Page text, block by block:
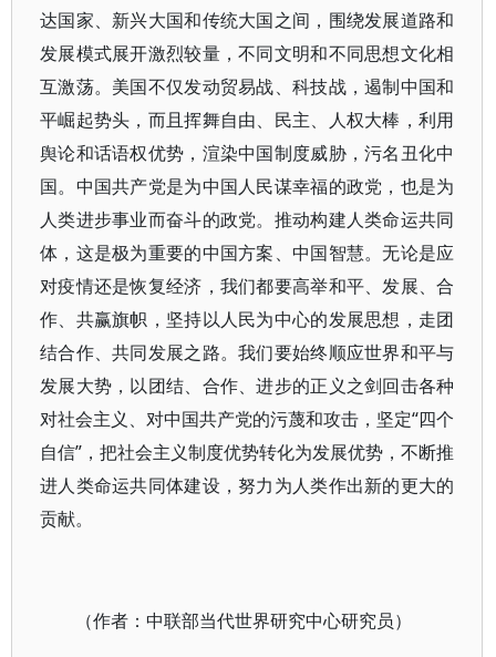
达国家、新兴大国和传统大国之间，围绕发展道路和
发展模式展开激烈较量，不同文明和不同思想文化相
互激荡。美国不仅发动贸易战、科技战，遏制中国和
平崛起势头，而且挥舞自由、民主、人权大棒，利用
舆论和话语权优势，渲染中国制度威胁，污名丑化中
国。中国共产党是为中国人民谋幸福的政党，也是为
人类进步事业而奋斗的政党。推动构建人类命运共同
体，这是极为重要的中国方案、中国智慧。无论是应
对疫情还是恢复经济，我们都要高举和平、发展、合
作、共赢旗帜，坚持以人民为中心的发展思想，走团
结合作、共同发展之路。我们要始终顺应世界和平与
发展大势，以团结、合作、进步的正义之剑回击各种
对社会主义、对中国共产党的污蔑和攻击，坚定“四个
自信”，把社会主义制度优势转化为发展优势，不断推
进人类命运共同体建设，努力为人类作出新的更大的
贡献。
（作者：中联部当代世界研究中心研究员）